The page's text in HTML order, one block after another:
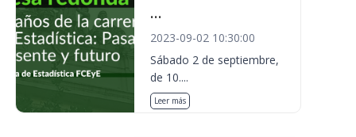
...
2023-09-02 10:30:00
Sábado 2 de septiembre,
de 10....
Leer más